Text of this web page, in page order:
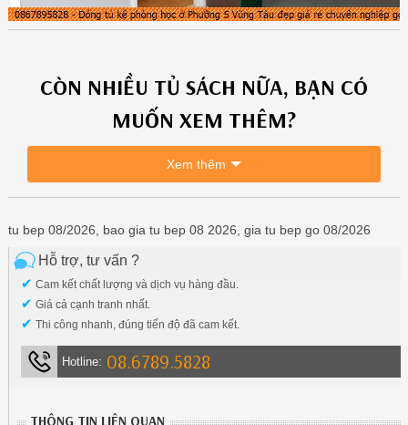
CÒN NHIỀU TỦ SÁCH NỮA, BẠN CÓ
MUỐN XEM THÊM?
Xem thêm
tu bep 08/2026, bao gia tu bep 08 2026, gia tu bep go 08/2026
Hỗ trợ, tư vấn ?
✔ Cam kết chất lượng và dịch vụ hàng đầu.
✔ Giá cả cạnh tranh nhất.
✔ Thi công nhanh, đúng tiến độ đã cam kết.
Hotline: 08.6789.5828
THÔNG TIN LIÊN QUAN